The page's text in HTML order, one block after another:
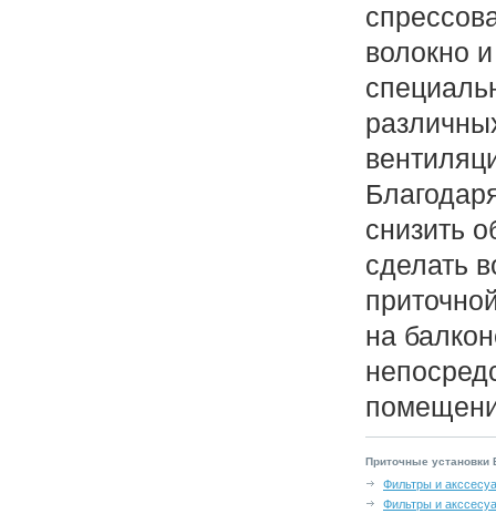
волокно
снизить
сделать
на
Приточные установки
Фильтры и
Фильтры и